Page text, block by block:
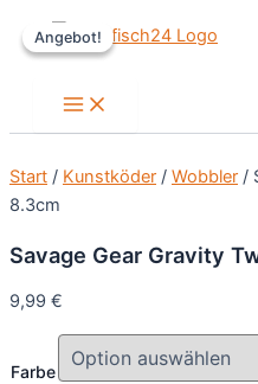
Inhalt
Main
Menu
Start / Kunstköder / Wobbler /
8.3cm
Savage Gear Gravity
9,99 €
Farbe
Angebot!
Angebot!